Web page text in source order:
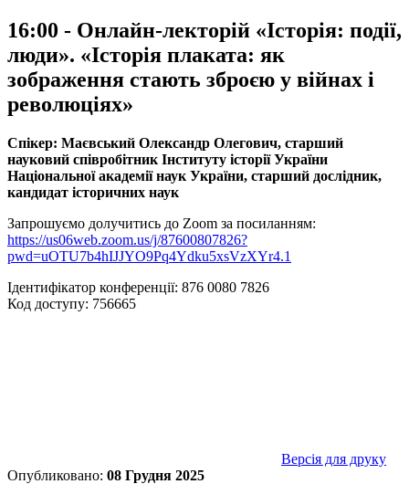
16:00 - Онлайн-лекторій «Історія: події,
люди». «Історія плаката: як
зображення стають зброєю у війнах і
революціях»
Спікер: Маєвський Олександр Олегович, старший
науковий співробітник Інституту історії України
Національної академії наук України, старший дослідник,
кандидат історичних наук
Запрошуємо долучитись до Zoom за посиланням:
https://us06web.zoom.us/j/87600807826?
pwd=uOTU7b4hIJJYO9Pq4Ydku5xsVzXYr4.1
Ідентифікатор конференції: 876 0080 7826
Код доступу: 756665
Версія для друку
Опубликовано: 08 Грудня 2025